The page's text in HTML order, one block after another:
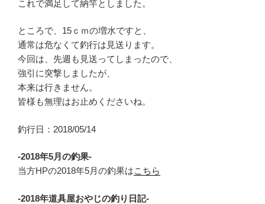
これで満足して納竿としました。
ところで、15ｃｍの増水ですと、
通常は危なくて釣行は見送ります。
今回は、先週も見送ってしまったので、
強引に突撃しましたが、
本来は行きません。
皆様も無理はお止めくださいね。
釣行日：2018/05/14
-2018年5月の釣果-
当方HPの2018年5月の釣果はこちら
-2018年道具屋おやじの釣り日記-